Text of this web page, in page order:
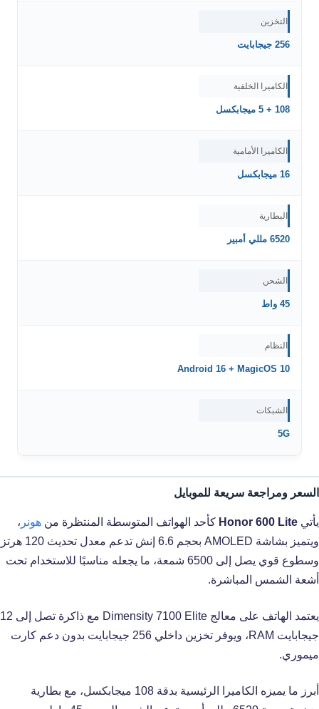
التخزين
256 جيجابايت
الكاميرا الخلفية
108 + 5 ميجابكسل
الكاميرا الأمامية
16 ميجابكسل
البطارية
6520 مللي أمبير
الشحن
45 واط
النظام
Android 16 + MagicOS 10
الشبكات
5G
السعر ومراجعة سريعة للموبايل
يأتي Honor 600 Lite كأحد الهواتف المتوسطة المنتظرة من هونر ،
ويتميز بشاشة AMOLED بحجم 6.6 إنش تدعم معدل تحديث 120 هرتز
وسطوع قوي يصل إلى 6500 شمعة، ما يجعله مناسبًا للاستخدام تحت
أشعة الشمس المباشرة.
يعتمد الهاتف على معالج Dimensity 7100 Elite مع ذاكرة تصل إلى 12
جيجابايت RAM، ويوفر تخزين داخلي 256 جيجابايت بدون دعم كارت
ميموري.
أبرز ما يميزه الكاميرا الرئيسية بدقة 108 ميجابكسل، مع بطارية